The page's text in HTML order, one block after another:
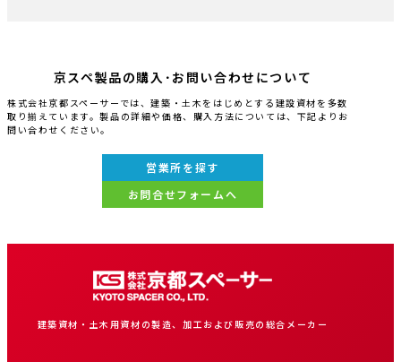
京スペ製品の購入･お問い合わせについて
株式会社京都スペーサーでは、建築・土木をはじめとする建設資材を多数
取り揃えています。製品の詳細や価格、購入方法については、下記よりお
問い合わせください。
営業所を探す
お問合せフォームへ
建築資材・土木用資材の製造、加工および販売の総合メーカー